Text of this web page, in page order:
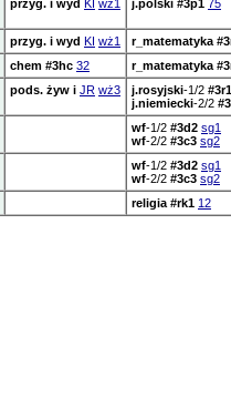
przyg. i wyd KI wż1 j.polski #3p1 75
przyg. i wyd KI wż1 r_matematyka
chem #3hc 32 r_matematyka
pods. żyw i JR wż3 j.rosyjski-1/2 #3r1
j.niemiecki-2/2
wf-1/2 #3d2 sg1
wf-2/2 #3c3 sg2
wf-1/2 #3d2 sg1
wf-2/2 #3c3 sg2
religia #rk1 12